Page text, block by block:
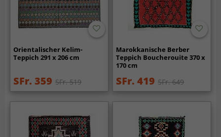
Orientalischer Kelim-
Teppich 291 x 206 cm
SFr. 359 SFr. 519
Marokkanische Berber
Teppich Boucherouite 370 x
170 cm
SFr. 419 SFr. 649